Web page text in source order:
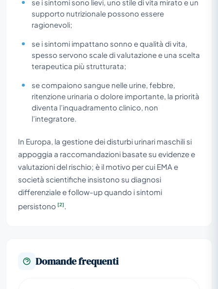
se i sintomi sono lievi, uno stile di vita mirato e un
supporto nutrizionale possono essere
ragionevoli;
se i sintomi impattano sonno e qualità di vita,
spesso servono scale di valutazione e una scelta
terapeutica più strutturata;
se compaiono sangue nelle urine, febbre,
ritenzione urinaria o dolore importante, la priorità
diventa l’inquadramento clinico, non
l’integratore.
In Europa, la gestione dei disturbi urinari maschili si
appoggia a raccomandazioni basate su evidenze e
valutazioni del rischio; è il motivo per cui EMA e
società scientifiche insistono su diagnosi
differenziale e follow-up quando i sintomi
persistono [2]
Domande frequenti